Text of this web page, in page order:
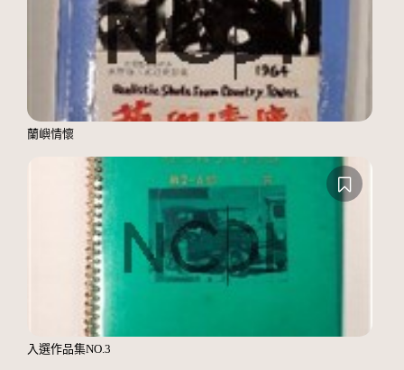
蘭嶼情懷
入選作品集NO.3